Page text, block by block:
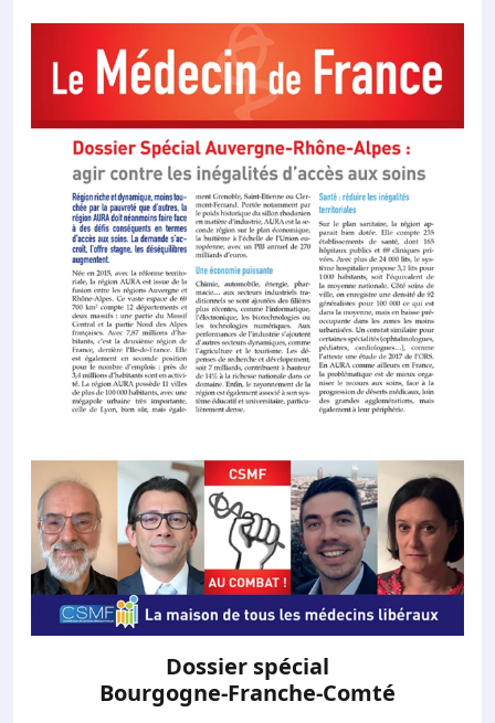
Dossier spécial
Bourgogne-Franche-Comté